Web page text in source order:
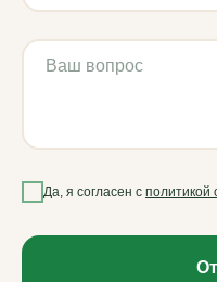
Да, я согласен с политикой